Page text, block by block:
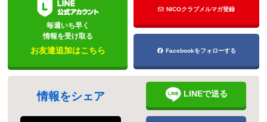
毎週いち早く
情報を受け取る
お友達追加はこちら
NICOクラブメルマガ登録
Facebookをフォローする
情報をシェア LINEで送る